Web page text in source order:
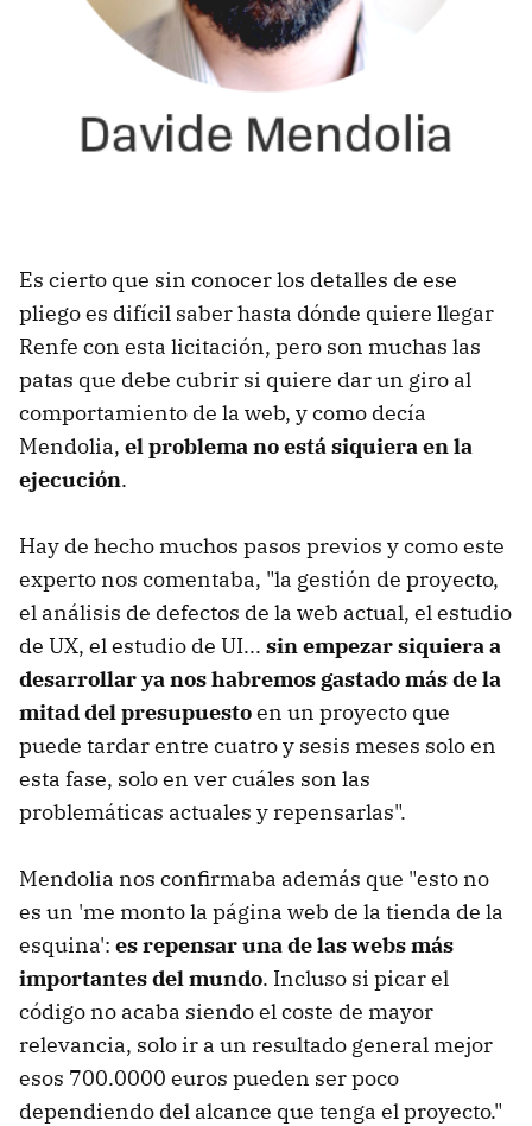
Es cierto que sin conocer los detalles de ese
pliego es difícil saber hasta dónde quiere llegar
Renfe con esta licitación, pero son muchas las
patas que debe cubrir si quiere dar un giro al
comportamiento de la web, y como decía
Mendolia, el problema no está siquiera en la
ejecución.
Hay de hecho muchos pasos previos y como este
experto nos comentaba, "la gestión de proyecto,
el análisis de defectos de la web actual, el estudio
de UX, el estudio de UI... sin empezar siquiera a
desarrollar ya nos habremos gastado más de la
mitad del presupuestoen un proyecto que
puede tardar entre cuatro y sesis meses solo en
esta fase, solo en ver cuáles son las
problemáticas actuales y repensarlas".
Mendolia nos confirmaba además que "esto no
es un 'me monto la página web de la tienda de la
esquina': es repensar una de las webs más
importantes del mundo. Incluso si picar el
código no acaba siendo el coste de mayor
relevancia, solo ir a un resultado general mejor
esos 700.0000 euros pueden ser poco
dependiendo del alcance que tenga el proyecto."